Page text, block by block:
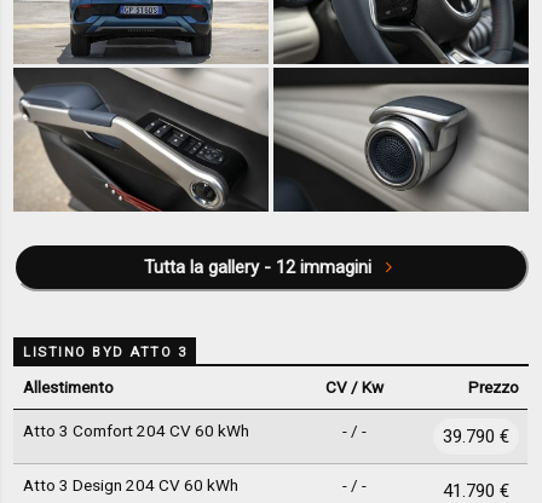
Tutta la gallery - 12 immagini
LISTINO BYD ATTO 3
Allestimento CV / Kw Prezzo
Atto 3 Comfort 204 CV 60 kWh - / - 39.790 €
Atto 3 Design 204 CV 60 kWh - / - 41.790 €